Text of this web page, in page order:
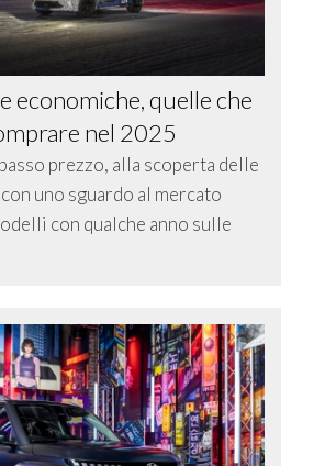
economiche, quelle che
nel 2025
prezzo, alla scoperta delle
uno sguardo al mercato
con qualche anno sulle